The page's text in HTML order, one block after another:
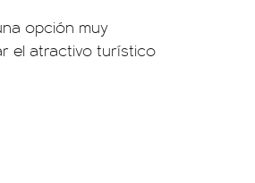
opción muy
el atractivo turístico